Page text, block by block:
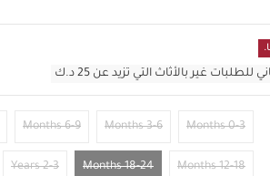
غير بالأثاث التي تزيد عن 25 د.ك
0-3 Months
3-6 Months
6-9 Months
12-18 Months
18-24 Months
2-3 Years